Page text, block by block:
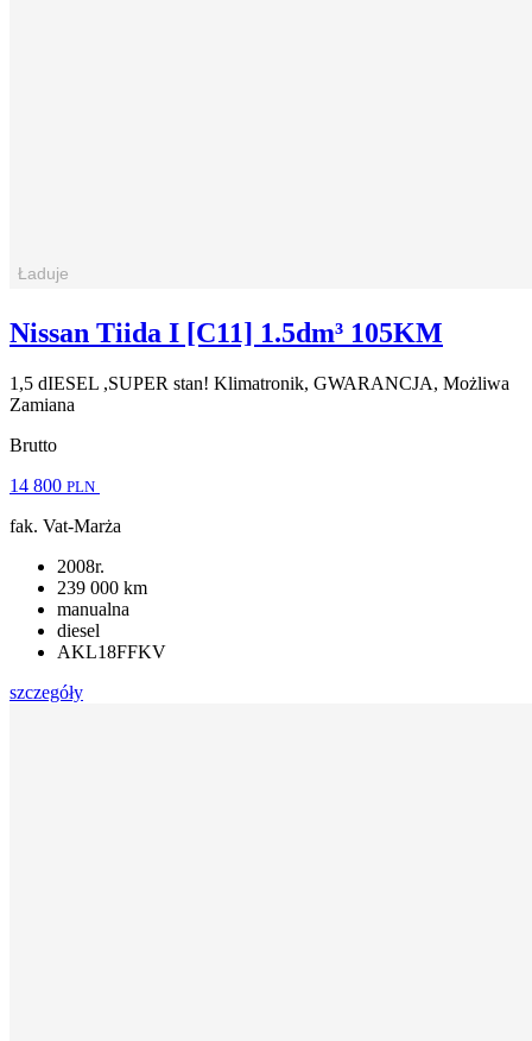
Nissan Tiida I [C11] 1.5dm³ 105KM
1,5 dIESEL ,SUPER stan! Klimatronik, GWARANCJA, Możliwa
Zamiana
Brutto
14 800 PLN
fak. Vat-Marża
2008r.
239 000 km
manualna
diesel
AKL18FFKV
szczegóły